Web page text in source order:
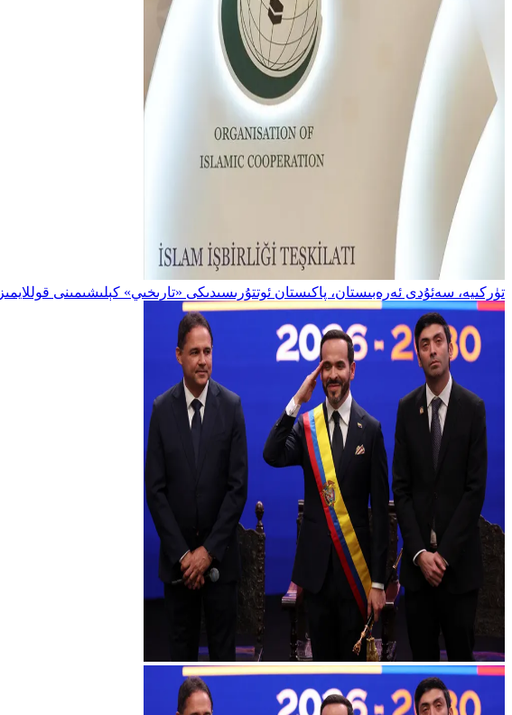
تۈركىيە، سەئۇدى ئەرەبىستان، پاكىستان ئوتتۇرىسىدىكى «تارىخىي» كېلىشىمىنى قوللايمىز